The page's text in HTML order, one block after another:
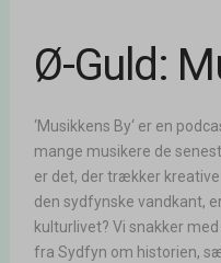
Ø-Guld:
‘Musikkens By‘ er en
mange musikere de
er det, der trækker
den sydfynske vandkant,
kulturlivet? Vi snakker
fra Sydfyn om historien,